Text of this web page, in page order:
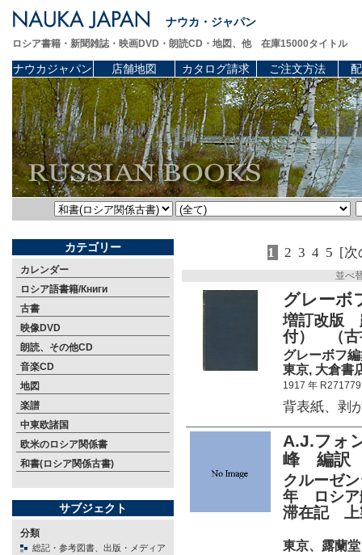
ナウカ・ジャパン
ロシア書籍・新聞雑誌・映画DVD・朗読CD・地図、他 在庫15000タイトル
ナウカジャパン 店舗地図 カタログ請求 ご注文方法
カテゴリー
カレンダー
ロシア語書籍/Книги
古書
映像DVD
朗読、その他CD
音楽CD
地図
楽譜
中東欧諸国
欧米のロシア関係書
和書(ロシア関係古書)
サブジェクト
分類
総記・参考図書、出版・メディア
1 2 3 4 5 [次
並べ
グレーボ
増訂改版
付） （古
グレーボフ
東京, 大倉書
1917 年 R271779
背表紙、剥
A.J.フォ
峰 編訳
クルーゼ
年 ロシア
滞在記 上
東京、露蘭